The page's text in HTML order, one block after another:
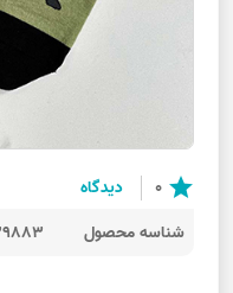
star
0 دیدگاه
شناسه محصول